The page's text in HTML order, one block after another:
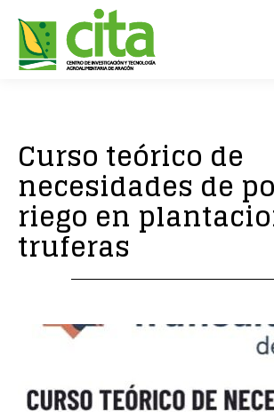
Curso teórico de
necesidades de
riego en
truferas